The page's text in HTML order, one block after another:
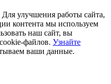
Для улучшения работы сайта,
контента мы используем
наш сайт, вы
файлов. Узнайте
ваши данные.